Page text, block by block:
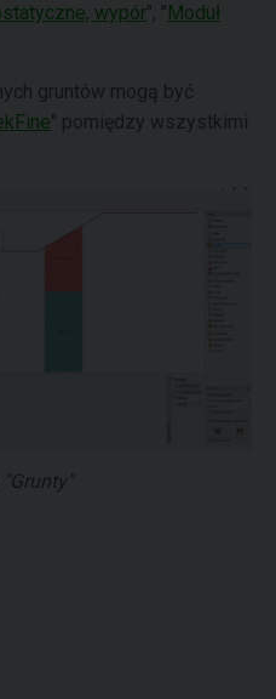
wypór", "Moduł
gruntów mogą być
" pomiędzy wszystkimi